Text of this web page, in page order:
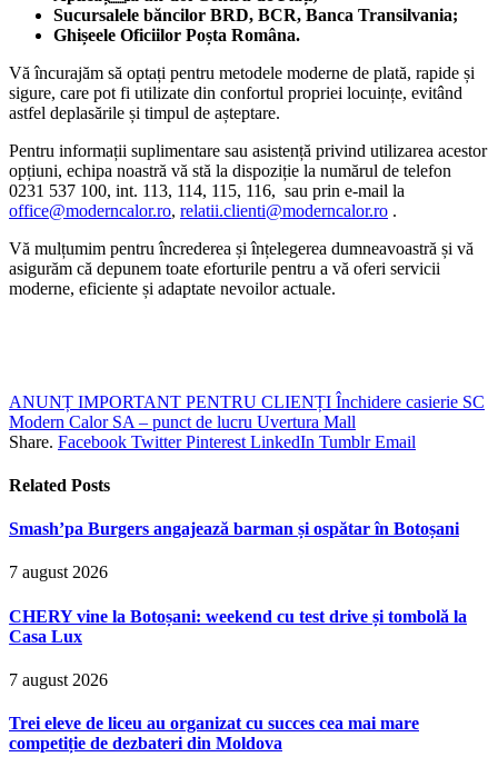
Sucursalele băncilor BRD, BCR, Banca Transilvania;
Ghișeele Oficiilor Poșta Româna.
Vă încurajăm să optați pentru metodele moderne de plată, rapide și
sigure, care pot fi utilizate din confortul propriei locuințe, evitând
astfel deplasările și timpul de așteptare.
Pentru informații suplimentare sau asistență privind utilizarea acestor
opțiuni, echipa noastră vă stă la dispoziție la numărul de telefon
0231 537 100, int. 113, 114, 115, 116, sau prin e-mail la
office@moderncalor.ro, relatii.clienti@moderncalor.ro .
Vă mulțumim pentru încrederea și înțelegerea dumneavoastră și vă
asigurăm că depunem toate eforturile pentru a vă oferi servicii
moderne, eficiente și adaptate nevoilor actuale.
ANUNȚ IMPORTANT PENTRU CLIENȚI Închidere casierie SC
Modern Calor SA – punct de lucru Uvertura Mall
Share. Facebook Twitter Pinterest LinkedIn Tumblr Email
Related Posts
Smash’pa Burgers angajează barman și ospătar în Botoșani
7 august 2026
CHERY vine la Botoșani: weekend cu test drive și tombolă la
Casa Lux
7 august 2026
Trei eleve de liceu au organizat cu succes cea mai mare
competiție de dezbateri din Moldova